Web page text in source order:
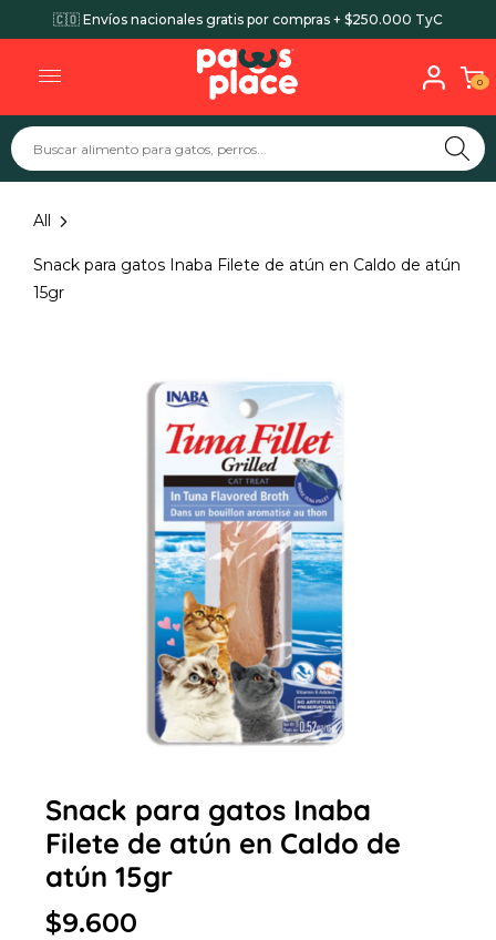
🇨🇴 Envíos nacionales gratis por compras + $250.000 TyC
0
All
Snack para gatos Inaba Filete de atún en Caldo de atún
15gr
Snack para gatos Inaba
Filete de atún en Caldo de
atún 15gr
$9.600